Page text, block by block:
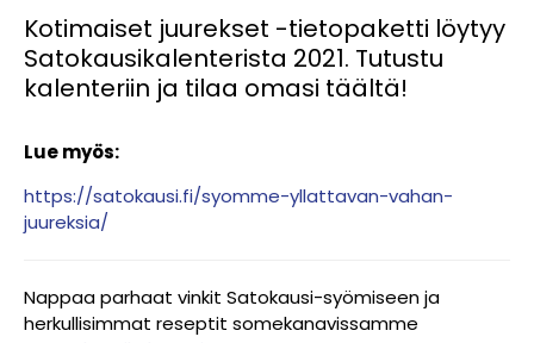
Kotimaiset juurekset -tietopaketti löytyy
Satokausikalenterista 2021. Tutustu
kalenteriin ja tilaa omasi täältä!
Lue myös:
https://satokausi.fi/syomme-yllattavan-vahan-
juureksia/
Nappaa parhaat vinkit Satokausi-syömiseen ja
herkullisimmat reseptit somekanavissamme